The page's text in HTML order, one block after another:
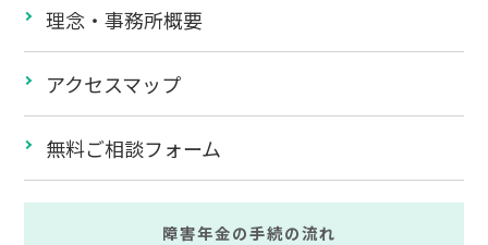
理念・事務所概要
アクセスマップ
無料ご相談フォーム
障害年金の手続の流れ